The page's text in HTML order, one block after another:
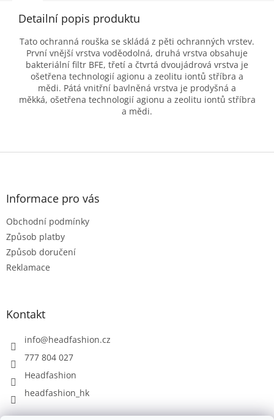
Detailní popis produktu
Tato ochranná rouška se skládá z pěti ochranných vrstev.
První vnější vrstva voděodolná, druhá vrstva obsahuje
bakteriální filtr BFE, třetí a čtvrtá dvoujádrová vrstva je
ošetřena technologií agionu a zeolitu iontů stříbra a
mědi. Pátá vnitřní bavlněná vrstva je prodyšná a
měkká, ošetřena technologií agionu a zeolitu iontů stříbra
a mědi.
Z
Informace pro vás
Obchodní podmínky
Způsob platby
Způsob doručení
Reklamace
Kontakt
info@headfashion.cz
777 804 027
Headfashion
headfashion_hk